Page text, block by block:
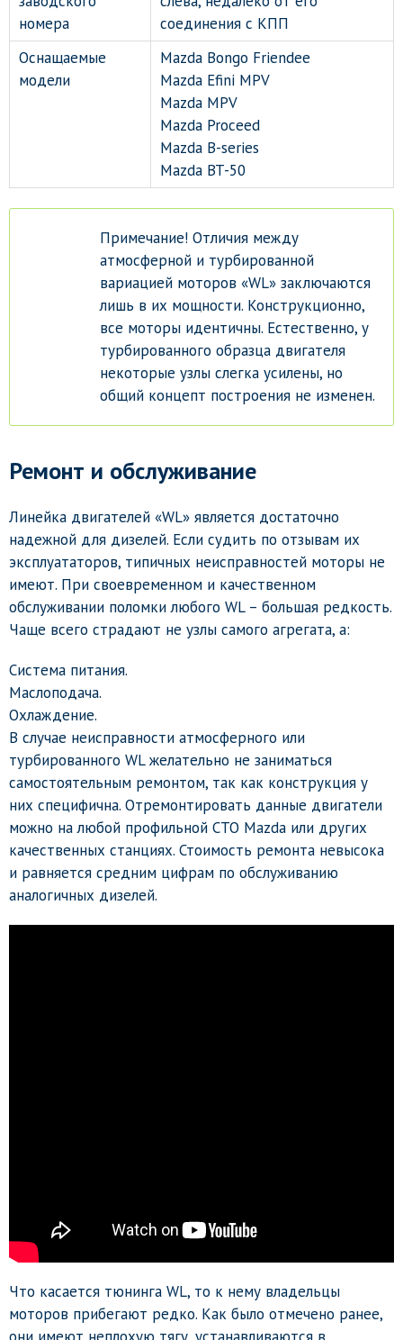
номера
соединения с КПП
Оснащаемые
модели
Mazda Bongo Friendee
Mazda Efini MPV
Mazda MPV
Mazda Proceed
Mazda B-series
Mazda BT-50
Примечание! Отличия между
атмосферной и турбированной
вариацией моторов «WL» заключаются
лишь в их мощности. Конструкционно,
все моторы идентичны. Естественно, у
турбированного образца двигателя
некоторые узлы слегка усилены, но
общий концепт построения не изменен.
Ремонт и обслуживание
Линейка двигателей «WL» является достаточно
надежной для дизелей. Если судить по отзывам их
эксплуататоров, типичных неисправностей моторы не
имеют. При своевременном и качественном
обслуживании поломки любого WL – большая редкость.
Чаще всего страдают не узлы самого агрегата, а:
Система питания.
Маслоподача.
Охлаждение.
В случае неисправности атмосферного или
турбированного WL желательно не заниматься
самостоятельным ремонтом, так как конструкция у
них специфична. Отремонтировать данные двигатели
можно на любой профильной СТО Mazda или других
качественных станциях. Стоимость ремонта невысока
и равняется средним цифрам по обслуживанию
аналогичных дизелей.
Что касается тюнинга WL, то к нему владельцы
моторов прибегают редко. Как было отмечено ранее,